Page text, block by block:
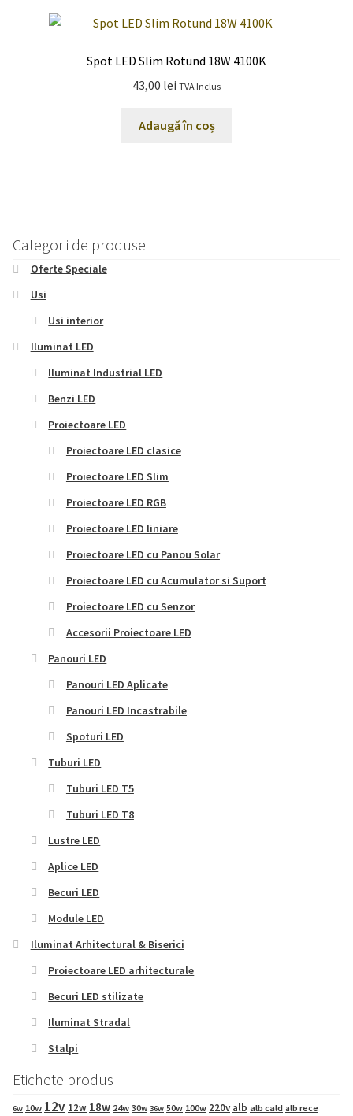
Spot LED Slim Rotund 18W 4100K
43,00 lei TVA Inclus
Adaugă în coș
Categorii de produse
Oferte Speciale
Usi
Usi interior
Iluminat LED
Iluminat Industrial LED
Benzi LED
Proiectoare LED
Proiectoare LED clasice
Proiectoare LED Slim
Proiectoare LED RGB
Proiectoare LED liniare
Proiectoare LED cu Panou Solar
Proiectoare LED cu Acumulator si Suport
Proiectoare LED cu Senzor
Accesorii Proiectoare LED
Panouri LED
Panouri LED Aplicate
Panouri LED Incastrabile
Spoturi LED
Tuburi LED
Tuburi LED T5
Tuburi LED T8
Lustre LED
Aplice LED
Becuri LED
Module LED
Iluminat Arhitectural & Biserici
Proiectoare LED arhitecturale
Becuri LED stilizate
Iluminat Stradal
Stalpi
Etichete produs
6w 10w 12v 12w 18w 24w 30w 36w 50w 100w 220v alb alb cald alb rece